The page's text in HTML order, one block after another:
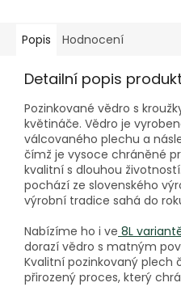
Popis Hodnocení
Detailní popis
Pozinkované vědro s
květináče. Vědro je
válcovaného plechu a
čímž je vysoce chráněné
kvalitní s dlouhou
pochází ze slovenského
výrobní tradice sahá do
Nabízíme ho i ve 8L
dorazí vědro s matným
Kvalitní pozinkovaný plech
přirozený proces, který